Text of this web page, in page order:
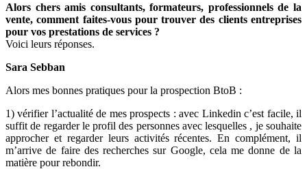
Alors chers amis consultants, formateurs, professionnels de la
vente, comment faites-vous pour trouver des clients entreprises
pour vos prestations de services ?
Voici leurs réponses.
Sara Sebban
Alors mes bonnes pratiques pour la prospection BtoB :
1) vérifier l’actualité de mes prospects : avec Linkedin c’est facile, il
suffit de regarder le profil des personnes avec lesquelles , je souhaite
approcher et regarder leurs activités récentes. En complément, il
m’arrive de faire des recherches sur Google, cela me donne de la
matière pour rebondir.